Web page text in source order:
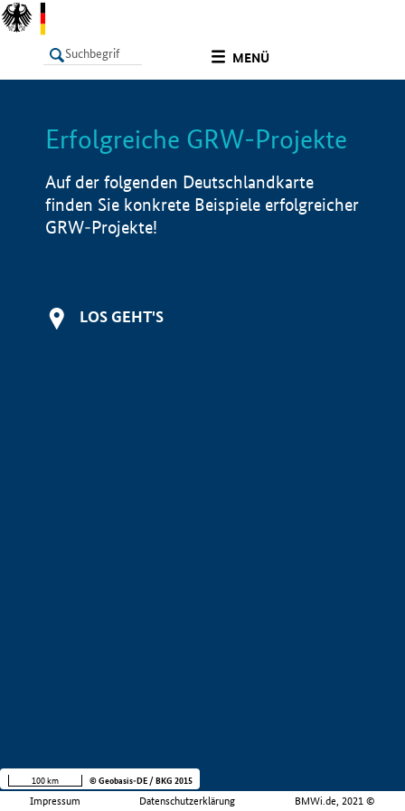
MENÜ
LISTE Info
Erfolgreiche GRW-Projekte
Auf der folgenden Deutschlandkarte
finden Sie konkrete Beispiele erfolgreicher
GRW-Projekte!
LOS GEHT'S
Impressum Datenschutzerklärung BMWi.de, 2021 ©
100 km © Geobasis-DE / BKG 2015